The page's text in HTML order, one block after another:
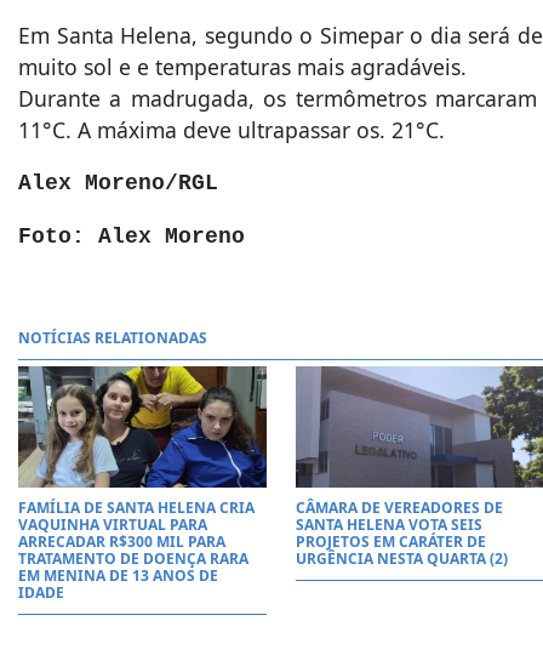
Em Santa Helena, segundo o Simepar o dia será de
muito sol e e temperaturas mais agradáveis.
Durante a madrugada, os termômetros marcaram
11°C. A máxima deve ultrapassar os. 21°C.
Alex Moreno/RGL
Foto: Alex Moreno
NOTÍCIAS RELATIONADAS
FAMÍLIA DE SANTA HELENA CRIA
VAQUINHA VIRTUAL PARA
ARRECADAR R$300 MIL PARA
TRATAMENTO DE DOENÇA RARA
EM MENINA DE 13 ANOS DE
IDADE
CÂMARA DE VEREADORES DE
SANTA HELENA VOTA SEIS
PROJETOS EM CARÁTER DE
URGÊNCIA NESTA QUARTA (2)